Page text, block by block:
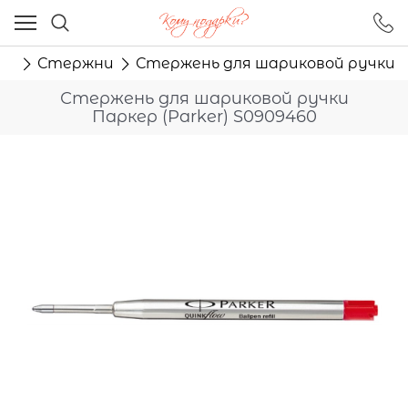
Стержни Стержень для шариковой ручки
Стержень для шариковой ручки
Паркер (Parker) S0909460
Ваш город - Москва,
угадали?
ДА НЕТ